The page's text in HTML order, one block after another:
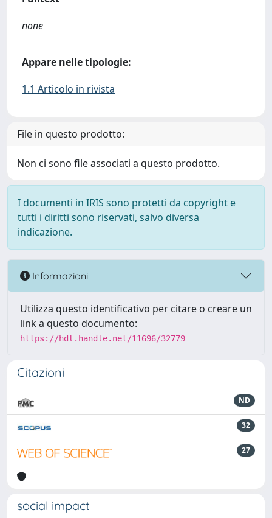
none
Appare nelle tipologie:
1.1 Articolo in rivista
File in questo prodotto:
Non ci sono file associati a questo prodotto.
I documenti in IRIS sono protetti da copyright e
tutti i diritti sono riservati, salvo diversa
indicazione.
Informazioni
Utilizza questo identificativo per citare o creare un
link a questo documento:
https://hdl.handle.net/11696/32779
Citazioni
ND
32
27
social impact